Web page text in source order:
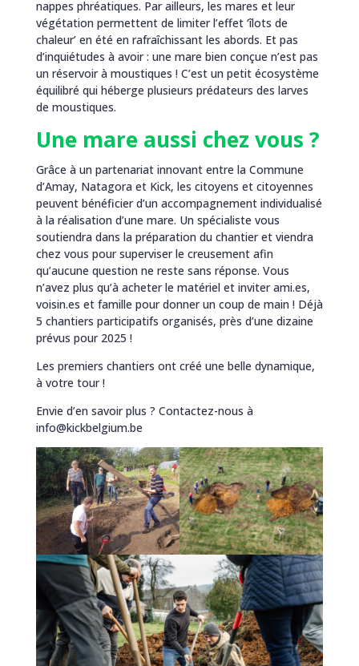
nappes phréatiques. Par ailleurs, les mares et leur
végétation permettent de limiter l’effet ‘îlots de
chaleur’ en été en rafraîchissant les abords. Et pas
d’inquiétudes à avoir : une mare bien conçue n’est pas
un réservoir à moustiques ! C’est un petit écosystème
équilibré qui héberge plusieurs prédateurs des larves
de moustiques.
Une mare aussi chez vous ?
Grâce à un partenariat innovant entre la Commune
d’Amay, Natagora et Kick, les citoyens et citoyennes
peuvent bénéficier d’un accompagnement individualisé
à la réalisation d’une mare. Un spécialiste vous
soutiendra dans la préparation du chantier et viendra
chez vous pour superviser le creusement afin
qu’aucune question ne reste sans réponse. Vous
n’avez plus qu’à acheter le matériel et inviter ami.es,
voisin.es et famille pour donner un coup de main ! Déjà
5 chantiers participatifs organisés, près d’une dizaine
prévus pour 2025 !
Les premiers chantiers ont créé une belle dynamique,
à votre tour !
Envie d’en savoir plus ? Contactez-nous à
info@kickbelgium.be